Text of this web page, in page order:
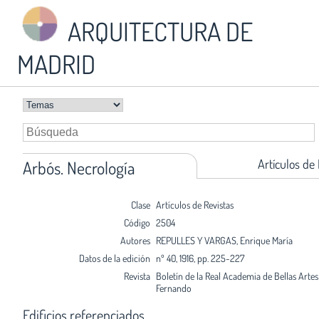
ARQUITECTURA DE
MADRID
Arbós. Necrología Artículos de
Clase Artículos de Revistas
Código 2504
Autores REPULLES Y VARGAS, Enrique María
Datos de la edición nº 40, 1916, pp. 225-227
Revista Boletín de la Real Academia de Bellas
Fernando
Edificios referenciados